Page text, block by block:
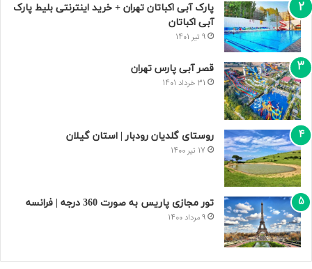
پارک آبی اکباتان تهران + خرید اینترنتی بلیط پارک
آبی اکباتان
9 تیر 1401
قصر آبی پارس تهران
31 خرداد 1401
روستای گلدیان رودبار | استان گیلان
17 تیر 1400
تور مجازی پاریس به صورت 360 درجه | فرانسه
9 مرداد 1400